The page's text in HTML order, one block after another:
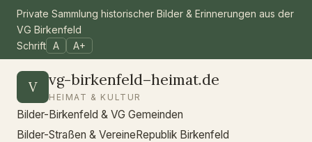
Private Sammlung historischer Bilder & Erinnerungen aus der
VG Birkenfeld
Schrift A A+
V vg-birkenfeld–heimat.de
HEIMAT & KULTUR
Bilder-Birkenfeld & VG Gemeinden
Bilder-Straßen & VereineRepublik Birkenfeld